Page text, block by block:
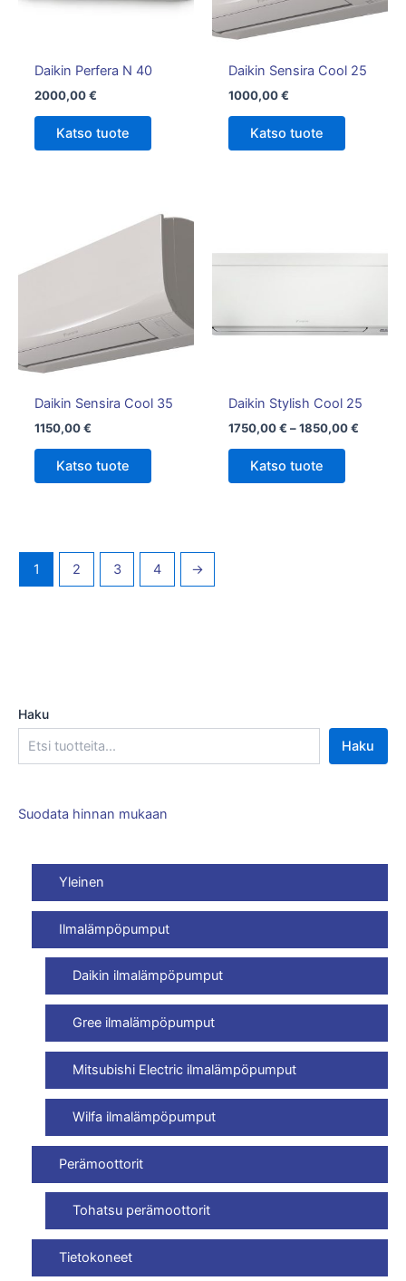
Haku
Haku
Suodata hinnan mukaan
Yleinen
Ilmalämpöpumput
Daikin ilmalämpöpumput
Gree ilmalämpöpumput
Mitsubishi Electric ilmalämpöpumput
Wilfa ilmalämpöpumput
Perämoottorit
Tohatsu perämoottorit
Tietokoneet
Daikin Perfera N 40
2000,00€
Katso tuote
Daikin Sensira Cool 25
1000,00€
Katso tuote
Daikin Sensira Cool 35
1150,00€
Katso tuote
Daikin Stylish Cool 25
1750,00€ – 1850,00€
Katso tuote
Voit
sivulla.
1 2 3 4 →